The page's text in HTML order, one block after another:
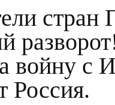
войну с
Россия.